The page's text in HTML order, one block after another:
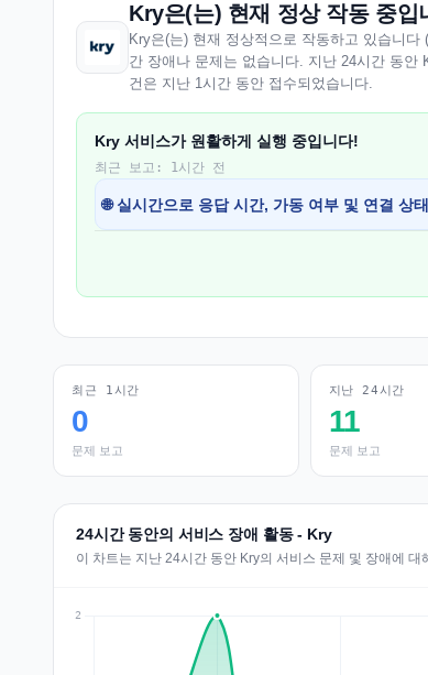
Kry은(는) 현재 정상 작동 중입
Kry은(는) 현재 정상적으로 작동하고 있습니
간 장애나 문제는 없습니다. 지난 24시간 동
건은 지난 1시간 동안 접수되었습니다.
Kry 서비스가 원활하게 실행 중입니다!
최근 보고: 1시간 전
🌐 실시간으로 응답 시간, 가동 여부 및 연결 상
최근 1시간
0
문제 보고
지난 24시간
11
문제 보고
24시간 동안의 서비스 장애 활동 - Kry
이 차트는 지난 24시간 동안 Kry의 서비스 문제 및 장애에